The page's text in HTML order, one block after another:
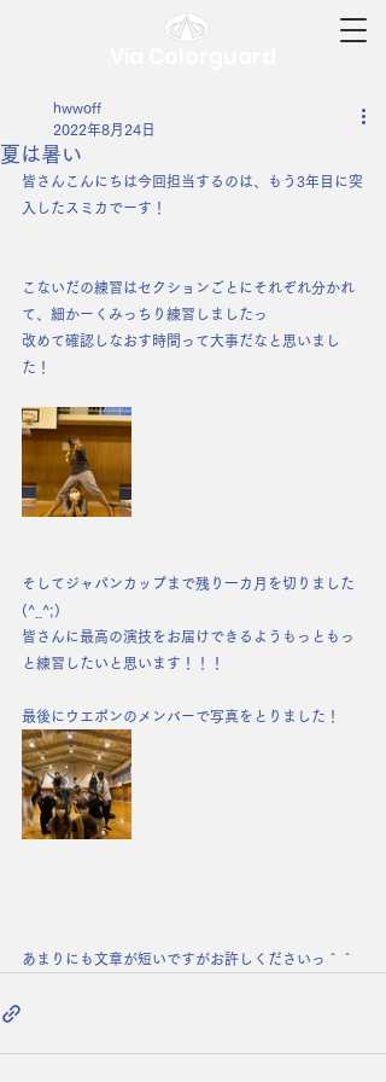
夏は暑い
hwwoff
2022年8月24日
皆さんこんにちは今回担当するのは、もう3年目に突
入したスミカでーす！
こないだの練習はセクションごとにそれぞれ分かれ
て、細かーくみっちり練習しましたっ
改めて確認しなおす時間って大事だなと思いまし
た！
そしてジャパンカップまで残り一カ月を切りました
(^_^;)
皆さんに最高の演技をお届けできるようもっともっ
と練習したいと思います！！！
最後にウエポンのメンバーで写真をとりました！
あまりにも文章が短いですがお許しくださいっ＾＾